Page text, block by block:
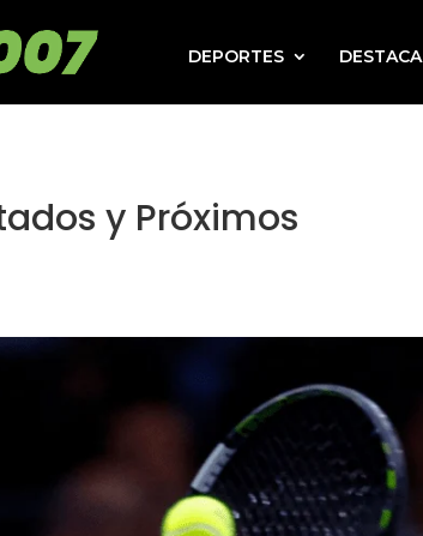
DEPORTES
y Próximos